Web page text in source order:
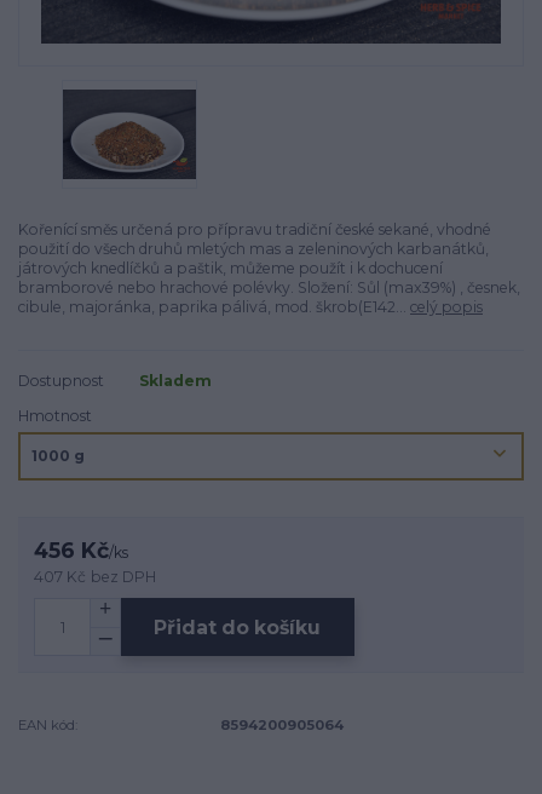
Kořenící směs určená pro přípravu tradiční české sekané, vhodné
použití do všech druhů mletých mas a zeleninových karbanátků,
játrových knedlíčků a paštik, můžeme použít i k dochucení
bramborové nebo hrachové polévky. Složení: Sůl (max39%) , česnek,
cibule, majoránka, paprika pálivá, mod. škrob(E142... celý popis
Dostupnost
Skladem
Hmotnost
456 Kč/ks
407 Kč bez DPH
Přidat do košíku
EAN kód: 8594200905064